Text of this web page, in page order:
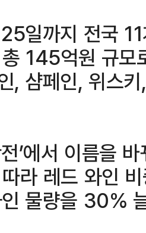
일까지 전국
145억원 규모
, 샴페인, 위스
’에서 이름을
라 레드 와인
물량을 30%